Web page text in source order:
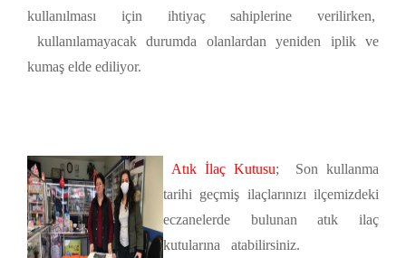
kullanılması için ihtiyaç sahiplerine verilirken,
kullanılamayacak durumda olanlardan yeniden iplik ve
kumaş elde ediliyor.
Atık İlaç Kutusu; Son kullanma
tarihi geçmiş ilaçlarınızı ilçemizdeki
eczanelerde bulunan atık ilaç
kutularına atabilirsiniz.